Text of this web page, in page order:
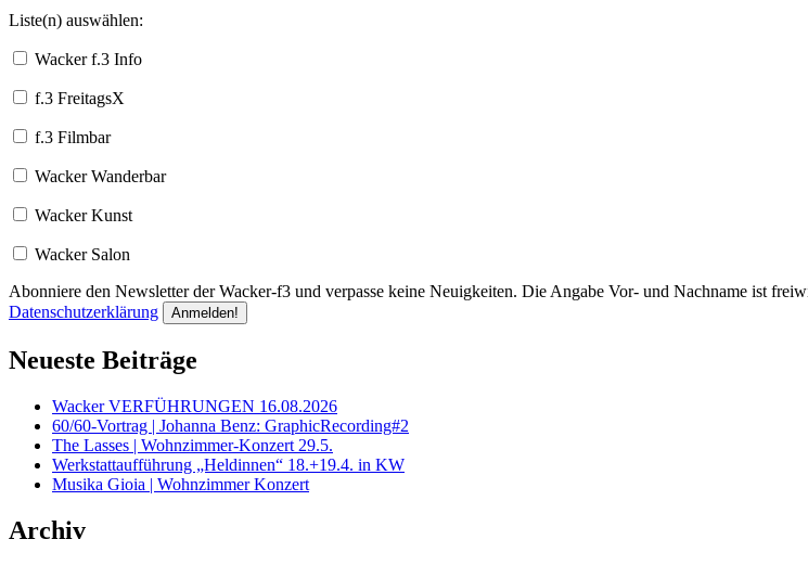
Liste(n) auswählen:
Wacker f.3 Info
f.3 FreitagsX
f.3 Filmbar
Wacker Wanderbar
Wacker Kunst
Wacker Salon
Abonniere den Newsletter der Wacker-f3 und verpasse keine Neuigkeiten. Die Angabe Vor- und Nachname ist
Datenschutzerklärung
Neueste Beiträge
Wacker VERFÜHRUNGEN 16.08.2026
60/60-Vortrag | Johanna Benz: GraphicRecording#2
The Lasses | Wohnzimmer-Konzert 29.5.
Werkstattaufführung „Heldinnen“ 18.+19.4. in KW
Musika Gioia | Wohnzimmer Konzert
Archiv